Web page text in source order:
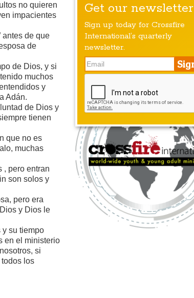
no quieren
impacientes
antes de que
de
de Dios, y si
muchos
y
Adán.
de Dios y
tienen
que no es
muchas
, pero entran
son solos y
pero era
y Dios le
y su tiempo
en el ministerio
si
los
Get our newsletter
Sign up today for Crossfire
International’s quarterly
newsletter.